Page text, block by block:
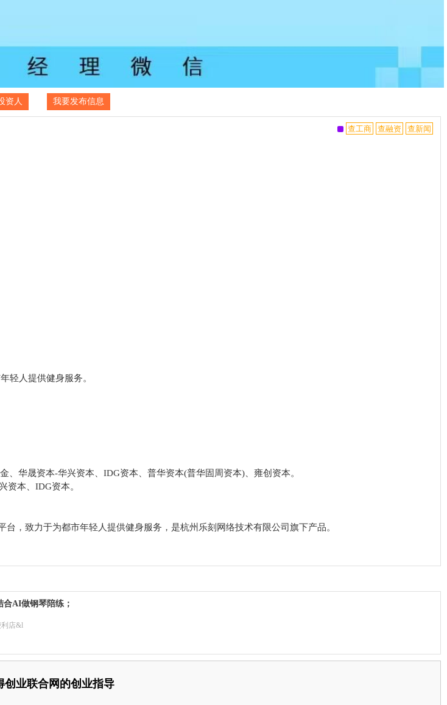
资人 我要发布信息
轻人提供健身服务。
华晟资本-华兴资本、IDG资本、普华资本(普华固周资本)、雍创资本。
资本、IDG资本。
，致力于为都市年轻人提供健身服务，是杭州乐刻网络技术有限公司旗下产品。
AI做钢琴陪练；
利店&l
创业联合网的创业指导